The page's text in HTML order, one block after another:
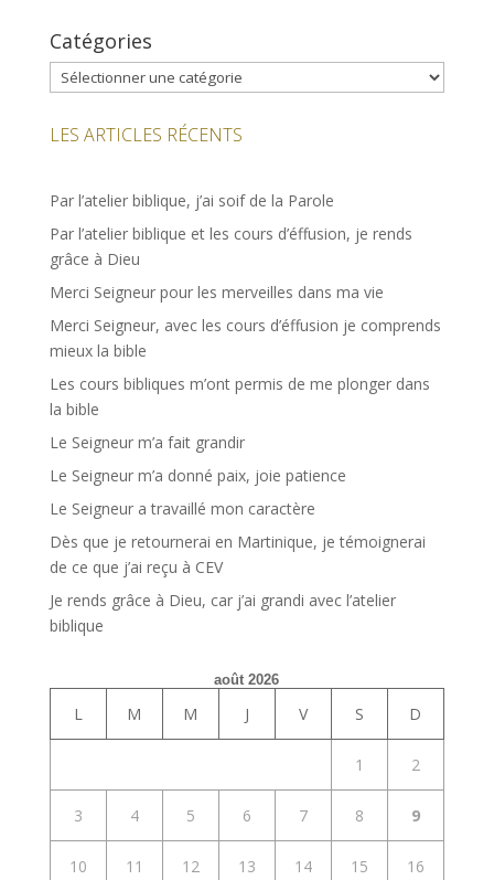
Catégories
Catégories
LES ARTICLES RÉCENTS
Par l’atelier biblique, j’ai soif de la Parole
Par l’atelier biblique et les cours d’éffusion, je rends
grâce à Dieu
Merci Seigneur pour les merveilles dans ma vie
Merci Seigneur, avec les cours d’éffusion je comprends
mieux la bible
Les cours bibliques m’ont permis de me plonger dans
la bible
Le Seigneur m’a fait grandir
Le Seigneur m’a donné paix, joie patience
Le Seigneur a travaillé mon caractère
Dès que je retournerai en Martinique, je témoignerai
de ce que j’ai reçu à CEV
Je rends grâce à Dieu, car j’ai grandi avec l’atelier
biblique
août 2026
L M M J V S D
1 2
3 4 5 6 7 8 9
10 11 12 13 14 15 16